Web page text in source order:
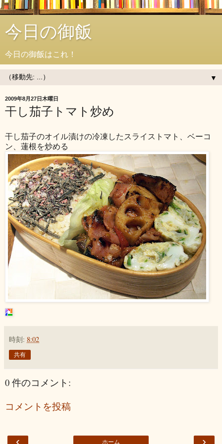
今日の御飯
今日の御飯はこれ！
▼
2009年8月27日木曜日
干し茄子トマト炒め
干し茄子のオイル漬けの冷凍したスライストマト、ベーコ
ン、蓮根を炒める
時刻: 8:02
共有
0 件のコメント:
コメントを投稿
‹ ›
ホーム